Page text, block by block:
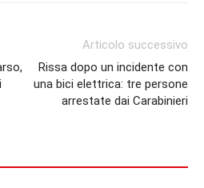
Articolo successivo
Rissa dopo un incidente con
una bici elettrica: tre persone
arrestate dai Carabinieri